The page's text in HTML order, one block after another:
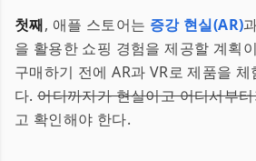
첫째, 애플 스토어는 증강 현실(AR)
을 활용한 쇼핑 경험을 제공할 계획
구매하기 전에 AR과 VR로 제품을
다.어디까지가 현실이고 어디서부
고 확인해야 한다.